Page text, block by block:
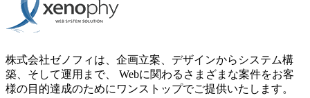
株式会社ゼノフィは、企画立案、デザインからシステム構
築、そして運用まで、 Webに関わるさまざまな案件をお客
様の目的達成のためにワンストップでご提供いたします。